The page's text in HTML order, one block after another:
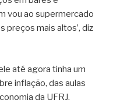
vou ao supermercado
preços mais altos’, diz
até agora tinha um
inflação, das aulas
da UFRJ.